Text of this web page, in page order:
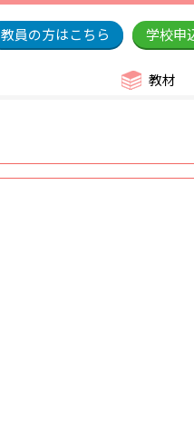
教員の方はこちら 学校申
教材